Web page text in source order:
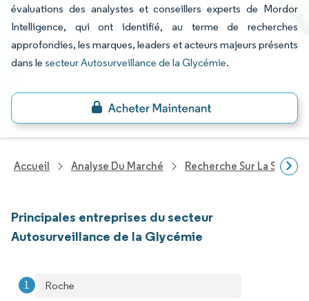
évaluations des analystes et conseillers experts de Mordor
Intelligence, qui ont identifié, au terme de recherches
approfondies, les marques, leaders et acteurs majeurs présents
dans le secteur Autosurveillance de la Glycémie.
Accueil Analyse Du Marché Recherche Sur La Santé
Principales entreprises du secteur
Autosurveillance de la Glycémie
Roche